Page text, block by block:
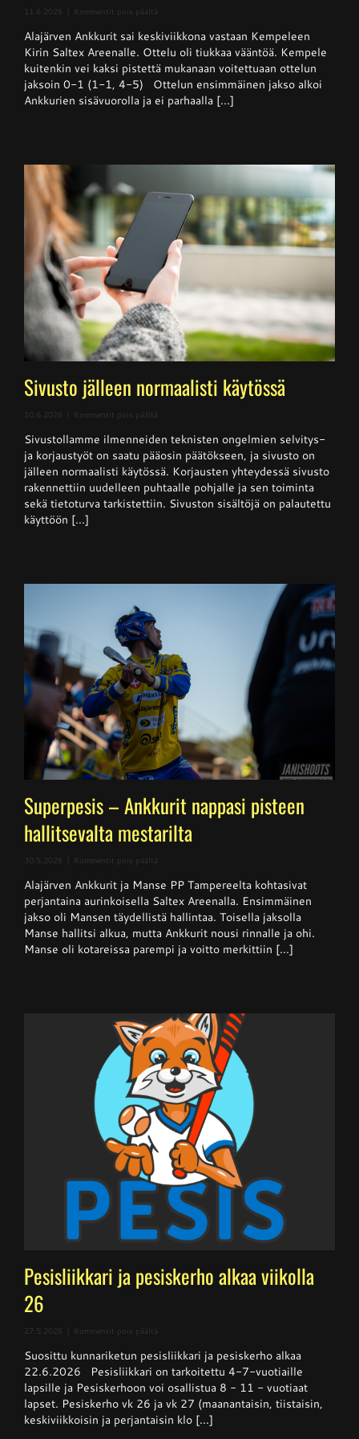
11.6.2026 Kommentit pois päältä
–
Kempele
haki
niukan
voiton
Ankkureilta
Alajärven Ankkurit sai keskiviikkona vastaan Kempeleen
Kirin Saltex Areenalle. Ottelu oli tiukkaa vääntöä. Kempele
kuitenkin vei kaksi pistettä mukanaan voitettuaan ottelun
jaksoin 0-1 (1-1, 4-5) Ottelun ensimmäinen jakso alkoi
Ankkurien sisävuorolla ja ei parhaalla [...]
Sivusto jälleen normaalisti käytössä
10.6.2026 Kommentit pois päältä
jälleen
normaalisti
käytössä
Sivustollamme ilmenneiden teknisten ongelmien selvitys-
ja korjaustyöt on saatu pääosin päätökseen, ja sivusto on
jälleen normaalisti käytössä. Korjausten yhteydessä sivusto
rakennettiin uudelleen puhtaalle pohjalle ja sen toiminta
sekä tietoturva tarkistettiin. Sivuston sisältöjä on palautettu
käyttöön [...]
Superpesis – Ankkurit nappasi pisteen
hallitsevalta mestarilta
30.5.2026 Kommentit pois päältä
–
Ankkurit
nappasi
pisteen
hallitsevalta
mestarilta
Alajärven Ankkurit ja Manse PP Tampereelta kohtasivat
perjantaina aurinkoisella Saltex Areenalla. Ensimmäinen
jakso oli Mansen täydellistä hallintaa. Toisella jaksolla
Manse hallitsi alkua, mutta Ankkurit nousi rinnalle ja ohi.
Manse oli kotareissa parempi ja voitto merkittiin [...]
Pesisliikkari ja pesiskerho alkaa viikolla
26
27.5.2026 Kommentit pois päältä
ja
pesiskerho
alkaa
viikolla
26
Suosittu kunnariketun pesisliikkari ja pesiskerho alkaa
22.6.2026 Pesisliikkari on tarkoitettu 4-7-vuotiaille
lapsille ja Pesiskerhoon voi osallistua 8 - 11 - vuotiaat
lapset. Pesiskerho vk 26 ja vk 27 (maanantaisin, tiistaisin,
keskiviikkoisin ja perjantaisin klo [...]